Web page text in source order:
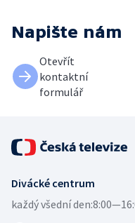
Napište nám
Otevřít
kontaktní
formulář
Divácké centrum
každý všední den: